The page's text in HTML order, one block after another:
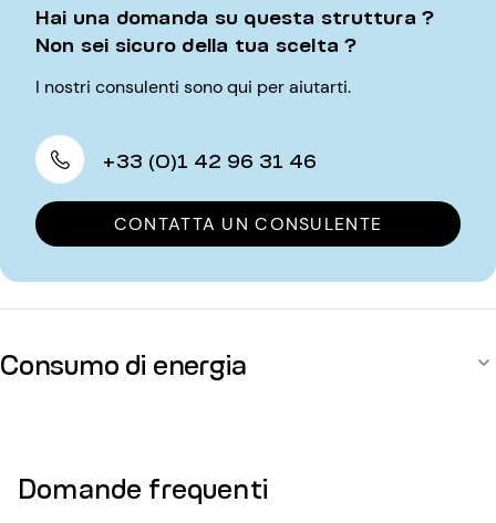
Hai una domanda su questa struttura ?
Non sei sicuro della tua scelta ?
I nostri consulenti sono qui per aiutarti.
+33 (0)1 42 96 31 46
CONTATTA UN CONSULENTE
Consumo di energia
Domande frequenti